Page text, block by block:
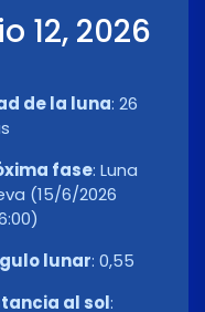
12, 2026
de la luna: 26
fase: Luna
(15/6/2026
lunar: 0,55
al sol: